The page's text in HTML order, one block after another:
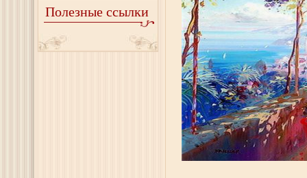
Полезные ссылки